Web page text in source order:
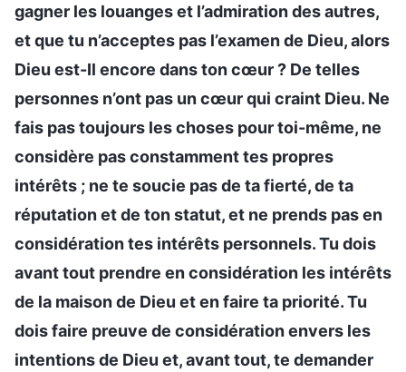
gagner les louanges et l’admiration des autres,
et que tu n’acceptes pas l’examen de Dieu, alors
Dieu est-Il encore dans ton cœur ? De telles
personnes n’ont pas un cœur qui craint Dieu. Ne
fais pas toujours les choses pour toi-même, ne
considère pas constamment tes propres
intérêts ; ne te soucie pas de ta fierté, de ta
réputation et de ton statut, et ne prends pas en
considération tes intérêts personnels. Tu dois
avant tout prendre en considération les intérêts
de la maison de Dieu et en faire ta priorité. Tu
dois faire preuve de considération envers les
intentions de Dieu et, avant tout, te demander